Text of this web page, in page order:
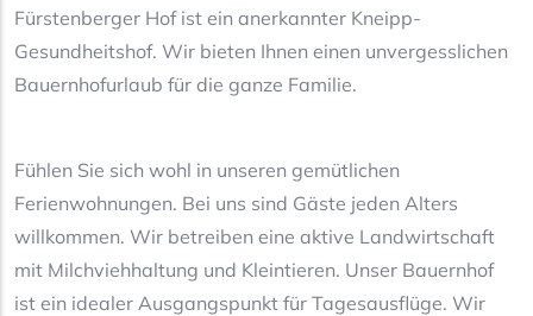
Fürstenberger Hof ist ein anerkannter Kneipp-
Gesundheitshof. Wir bieten Ihnen einen unvergesslichen
Bauernhofurlaub für die ganze Familie.
Fühlen Sie sich wohl in unseren gemütlichen
Ferienwohnungen. Bei uns sind Gäste jeden Alters
willkommen. Wir betreiben eine aktive Landwirtschaft
mit Milchviehhaltung und Kleintieren. Unser Bauernhof
ist ein idealer Ausgangspunkt für Tagesausflüge. Wir